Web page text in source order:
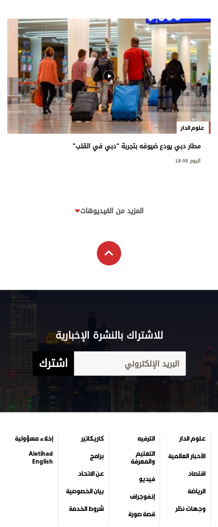
علوم الدار
مطار دبي يودع ضيوفه بتجربة "دبي في القلب"
اليوم 18:00
المزيد من الفيديوهات
للاشتراك بالنشرة الإخبارية
اشترك
علوم الدار
الأخبار العالمية
اقتصاد
الرياضة
وجهات نظر
الترفيه
التعليم
والمعرفة
فيديو
إنفوجراف
قصة صورة
كاريكاتير
برامج
عن الاتحاد
بيان الخصوصية
شروط الخدمة
إخلاء مسؤولية
Aletihad
English